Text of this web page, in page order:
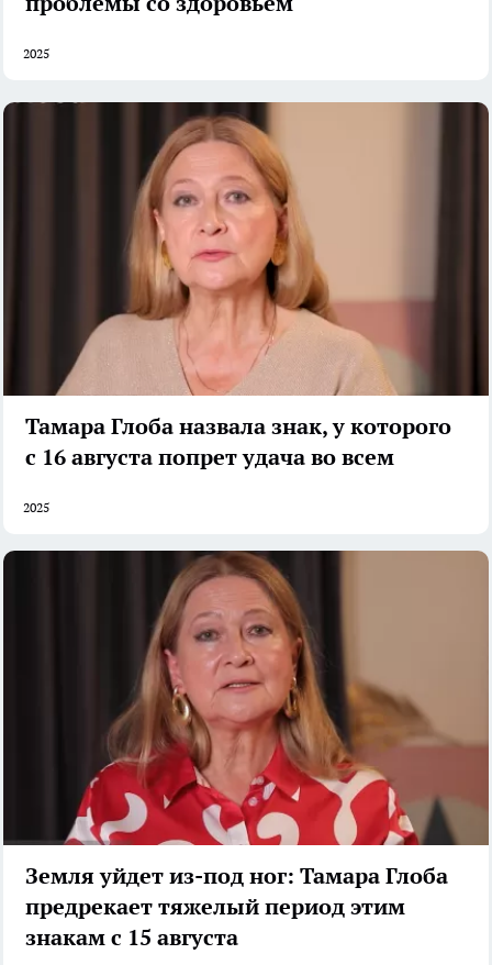
2025
Тамара Глоба назвала знак, у которого
с 16 августа попрет удача во всем
2025
Земля уйдет из-под ног: Тамара Глоба
предрекает тяжелый период этим
знакам с 15 августа